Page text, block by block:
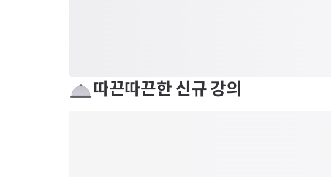
따끈따끈한 신규 강의